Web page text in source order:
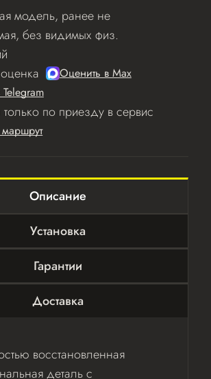
модель, ранее не
без видимых физ.
Оценить в Мах
по приезду в сервис
маршрут
Описание
Установка
Гарантии
Доставка
восстановленная
деталь с